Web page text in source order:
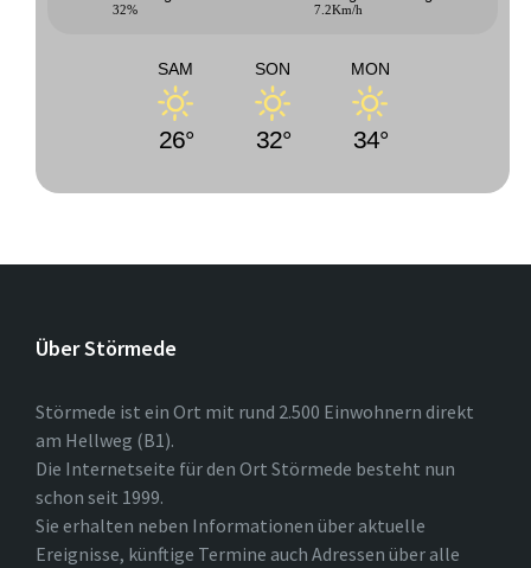
32% 7.2Km/h
SAM
26°
SON
32°
MON
34°
Über Störmede
Störmede ist ein Ort mit rund 2.500 Einwohnern direkt
am Hellweg (B1).
Die Internetseite für den Ort Störmede besteht nun
schon seit 1999.
Sie erhalten neben Informationen über aktuelle
Ereignisse, künftige Termine auch Adressen über alle